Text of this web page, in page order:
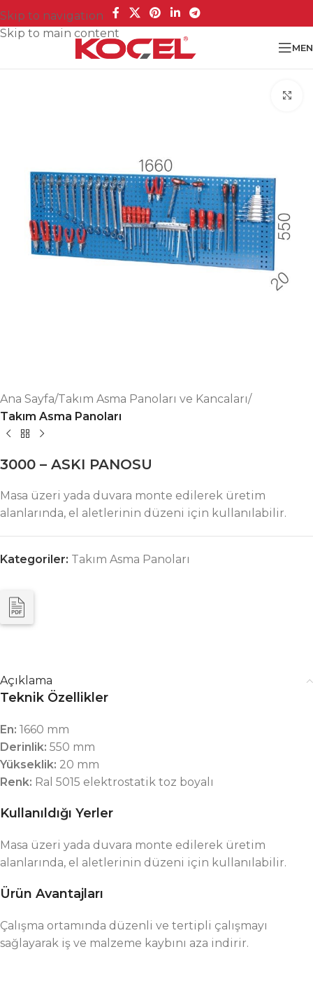
Skip to navigation
Skip to main content
Ana Sayfa Takım Asma Panoları ve Kancaları
Takım Asma Panoları
3000 – ASKI PANOSU
Masa üzeri yada duvara monte edilerek üretim
alanlarında, el aletlerinin düzeni için kullanılabilir.
Kategoriler: Takım Asma Panoları
Açıklama
Teknik Özellikler
En: 1660 mm
Derinlik: 550 mm
Yükseklik: 20 mm
Renk: Ral 5015 elektrostatik toz boyalı
Kullanıldığı Yerler
Masa üzeri yada duvara monte edilerek üretim
alanlarında, el aletlerinin düzeni için kullanılabilir.
Ürün Avantajları
Çalışma ortamında düzenli ve tertipli çalışmayı
sağlayarak iş ve malzeme kaybını aza indirir.